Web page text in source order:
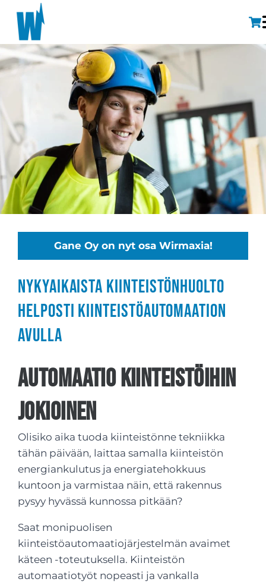
Gane Oy on nyt osa Wirmaxia!
Nykyaikaista kiinteistönhuolto
helposti kiinteistöautomaation
avulla
Automaatio kiinteistöihin
Jokioinen
Olisiko aika tuoda kiinteistönne tekniikka
tähän päivään, laittaa samalla kiinteistön
energiankulutus ja energiatehokkuus
kuntoon ja varmistaa näin, että rakennus
pysyy hyvässä kunnossa pitkään?
Saat monipuolisen
kiinteistöautomaatiojärjestelmän avaimet
käteen -toteutuksella. Kiinteistön
automaatiotyöt nopeasti ja vankalla